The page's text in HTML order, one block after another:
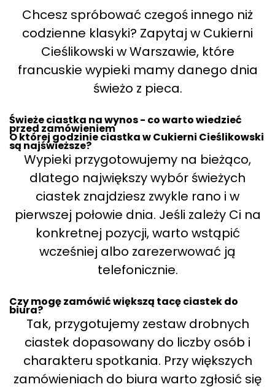
Chcesz spróbować czegoś innego niż
codzienne klasyki? Zapytaj w Cukierni
Cieślikowski w Warszawie, które
francuskie wypieki mamy danego dnia
świeżo z pieca.
Świeże ciastka na wynos - co warto wiedzieć
przed zamówieniem
O której godzinie ciastka w Cukierni Cieślikowski
są najświeższe?
Wypieki przygotowujemy na bieżąco,
dlatego największy wybór świeżych
ciastek znajdziesz zwykle rano i w
pierwszej połowie dnia. Jeśli zależy Ci na
konkretnej pozycji, warto wstąpić
wcześniej albo zarezerwować ją
telefonicznie.
Czy mogę zamówić większą tacę ciastek do
biura?
Tak, przygotujemy zestaw drobnych
ciastek dopasowany do liczby osób i
charakteru spotkania. Przy większych
zamówieniach do biura warto zgłosić się